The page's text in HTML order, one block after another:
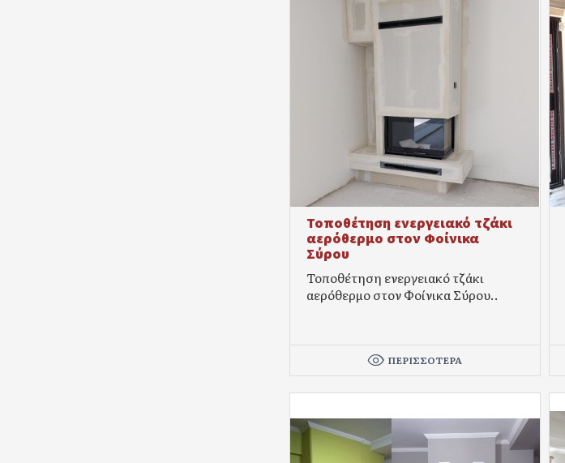
Τοποθέτηση ενεργειακό τζάκι
αερόθερμο στον Φοίνικα
Σύρου
Τοποθέτηση ενεργειακό τζάκι
αερόθερμο στον Φοίνικα Σύρου..
ΠΕΡΙΣΣΌΤΕΡΑ